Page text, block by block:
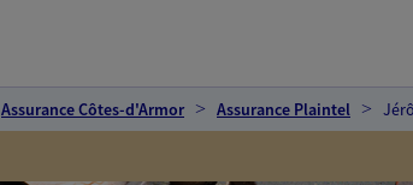
Assurance Côtes-d'Armor Assurance Plaintel